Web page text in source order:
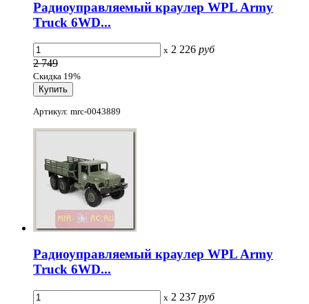
Радиоуправляемый краулер WPL Army
Truck 6WD...
x 2 226 руб
2 749
Скидка 19%
Артикул: mrc-0043889
Радиоуправляемый краулер WPL Army
Truck 6WD...
x 2 237 руб